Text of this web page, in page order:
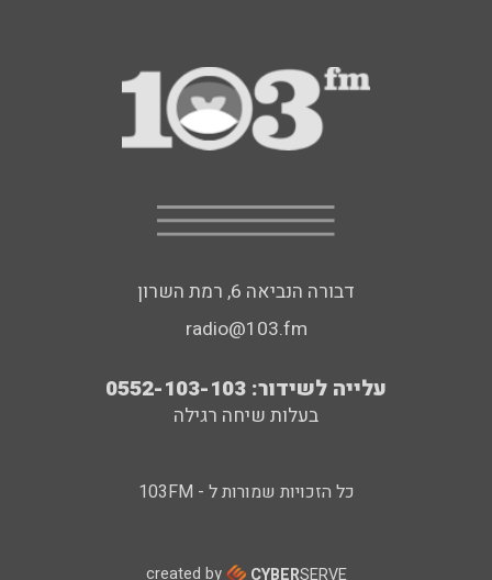
דבורה הנביאה 6, רמת השרון
radio@103.fm
עלייה לשידור: 0552-103-103
בעלות שיחה רגילה
כל הזכויות שמורות ל - 103FM
created by CYBERSERVE